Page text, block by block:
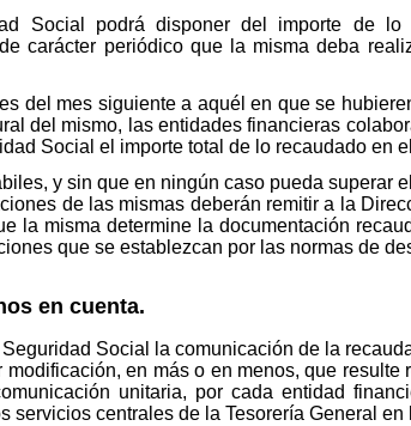
Social podrá disponer del importe de lo
carácter periódico que la misma deba
del mes siguiente a aquél en que se
del mismo, las entidades financieras
Social el importe total de lo recaudado en
y sin que en ningún caso pueda superar
de las mismas deberán remitir a la
la misma determine la documentación
que se establezcan por las normas de
en cuenta.
Social la comunicación de la
en más o en menos, que resulte
unitaria, por cada entidad
servicios centrales de la Tesorería General